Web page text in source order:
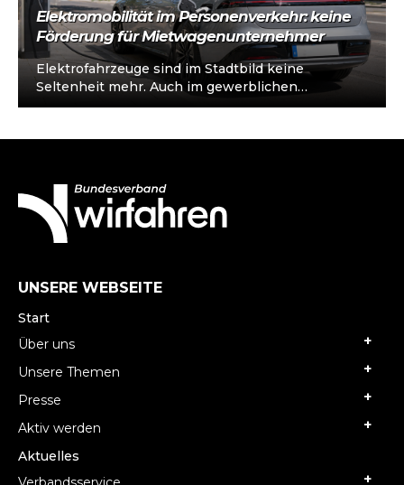
Elektromobilität im Personenverkehr: keine
Förderung für Mietwagenunternehmer
Elektrofahrzeuge sind im Stadtbild keine
Seltenheit mehr. Auch im gewerblichen
Personenverkehr nimmt der Anteil der E-Autos zu
UNSERE WEBSEITE
Start
Über uns
Unsere Themen
Presse
Aktiv werden
Aktuelles